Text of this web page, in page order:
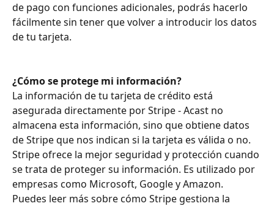
de pago con funciones adicionales, podrás hacerlo
fácilmente sin tener que volver a introducir los datos
de tu tarjeta.
¿Cómo se protege mi información?
La información de tu tarjeta de crédito está
asegurada directamente por Stripe - Acast no
almacena esta información, sino que obtiene datos
de Stripe que nos indican si la tarjeta es válida o no.
Stripe ofrece la mejor seguridad y protección cuando
se trata de proteger su información. Es utilizado por
empresas como Microsoft, Google y Amazon.
Puedes leer más sobre cómo Stripe gestiona la